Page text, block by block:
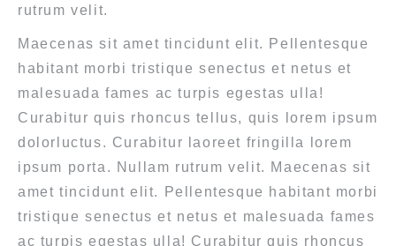
rutrum velit.
Maecenas sit amet tincidunt elit. Pellentesque
habitant morbi tristique senectus et netus et
malesuada fames ac turpis egestas ulla!
Curabitur quis rhoncus tellus, quis lorem ipsum
dolorluctus. Curabitur laoreet fringilla lorem
ipsum porta. Nullam rutrum velit. Maecenas sit
amet tincidunt elit. Pellentesque habitant morbi
tristique senectus et netus et malesuada fames
ac turpis egestas ulla! Curabitur quis rhoncus